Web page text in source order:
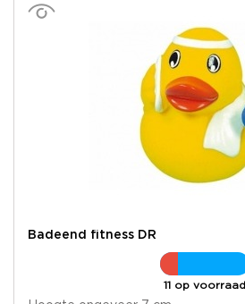
Badeend fitness DR
11 op voorraad